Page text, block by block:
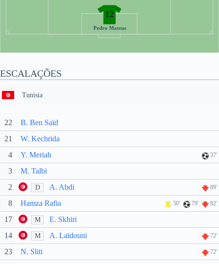
12
Pedro Mateus
ESCALAÇÕES
Tunisia
22
B. Ben Saïd
21
W. Kechrida
4
Y. Meriah 37'
3
M. Talbi
2
D A. Abdi 89'
8 Hamza Rafia 50' 79' 82'
17 M
E. Skhiri
14
M A. Laïdouni 72'
23 N. Sliti 72'